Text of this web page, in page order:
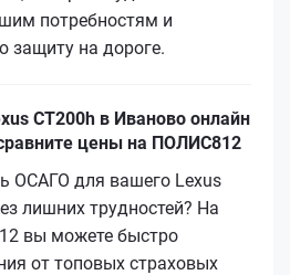
потребностям и
защиту на дороге.
CT200h в Иваново онлайн
цены на ПОЛИС812
ОСАГО для вашего Lexus
лишних трудностей? На
вы можете быстро
от топовых страховых